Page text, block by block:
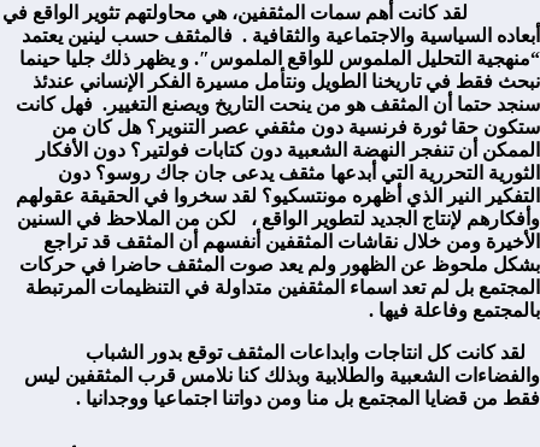
لقد كانت أهم سمات المثقفين، هي محاولتهم تثوير الواقع في
أبعاده السياسية والاجتماعية والثقافية . فالمثقف حسب لينين يعتمد
“منهجية التحليل الملموس للواقع الملموس″. و يظهر ذلك جليا حينما
نبحث فقط في تاريخنا الطويل ونتأمل مسيرة الفكر الإنساني عندئذ
سنجد حتما أن المثقف هو من ينحت التاريخ ويصنع التغيير. فهل كانت
ستكون حقا ثورة فرنسية دون مثقفي عصر التنوير؟ هل كان من
الممكن أن تنفجر النهضة الشعبية دون كتابات فولتير؟ دون الأفكار
الثورية التحررية التي أبدعها مثقف يدعى جان جاك روسو؟ دون
التفكير النير الذي أظهره مونتسكيو؟ لقد سخروا في الحقيقة عقولهم
وأفكارهم لإنتاج الجديد لتطوير الواقع ، لكن من الملاحظ في السنين
الأخيرة ومن خلال نقاشات المثقفين أنفسهم أن المثقف قد تراجع
بشكل ملحوظ عن الظهور ولم يعد صوت المثقف حاضرا في حركات
المجتمع بل لم تعد اسماء المثقفين متداولة في التنظيمات المرتبطة
بالمجتمع وفاعلة فيها .
لقد كانت كل انتاجات وابداعات المثقف توقع بدور الشباب
والفضاءات الشعبية والطلابية وبذلك كنا نلامس قرب المثقفين ليس
فقط من قضايا المجتمع بل منا ومن دواتنا اجتماعيا ووجدانيا .